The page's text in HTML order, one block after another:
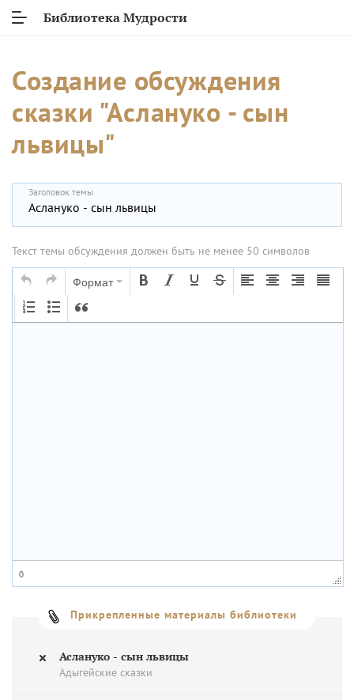
Библиотека Мудрости
Создание обсуждения
сказки "Аслануко - сын
львицы"
Заголовок темы
Текст темы обсуждения должен быть не менее 50 символов
Формат
0
Прикрепленные материалы библиотеки
Аслануко - сын львицы
Адыгейские сказки